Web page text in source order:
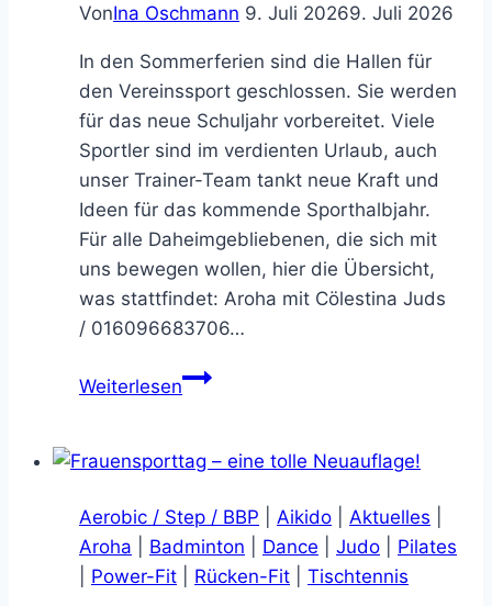
VonIna Oschmann 9. Juli 20269. Juli 2026
In den Sommerferien sind die Hallen für
den Vereinssport geschlossen. Sie werden
für das neue Schuljahr vorbereitet. Viele
Sportler sind im verdienten Urlaub, auch
unser Trainer-Team tankt neue Kraft und
Ideen für das kommende Sporthalbjahr.
Für alle Daheimgebliebenen, die sich mit
uns bewegen wollen, hier die Übersicht,
was stattfindet: Aroha mit Cölestina Juds
/ 016096683706…
WeiterlesenSport
Sommerferien
04.
Juli
bis
Aerobic / Step / BBP Aikido Aktuelles
Aroha
Badminton Dance Judo
Pilates
Power-Fit Rücken-Fit Tischtennis